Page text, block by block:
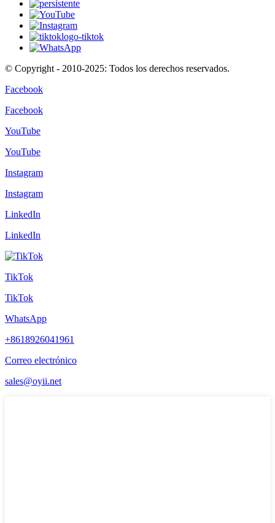
© Copyright - 2010-2025: Todos los derechos reservados.
Facebook
Facebook
YouTube
YouTube
Instagram
Instagram
LinkedIn
LinkedIn
TikTok
TikTok
WhatsApp
+8618926041961
Correo electrónico
sales@oyii.net